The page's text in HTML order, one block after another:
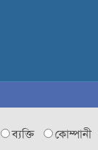
ব্যক্তি কোম্পানী